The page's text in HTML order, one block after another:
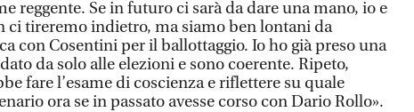
reggente. Se in futuro ci sarà da dare una mano, io e
ci tireremo indietro, ma siamo ben lontani da
con Cosentini per il ballottaggio. Io ho già preso una
da solo alle elezioni e sono coerente. Ripeto,
fare l’esame di coscienza e riflettere su quale
ora se in passato avesse corso con Dario Rollo».